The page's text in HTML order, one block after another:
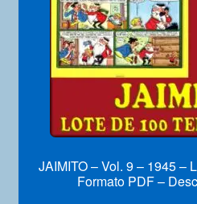
JAIMITO – Vol. 9 – 1945 –
Formato PDF –